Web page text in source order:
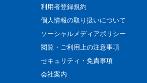
利用者登録規約
個人情報の取り扱いについて
ソーシャルメディアポリシー
閲覧・ご利用上の注意事項
セキュリティ・免責事項
会社案内